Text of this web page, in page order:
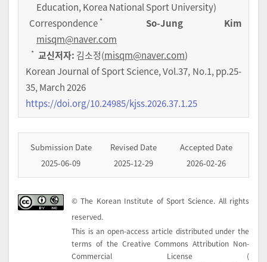
Education, Korea National Sport University)
Correspondence *
So-Jung Kim
misqm@naver.com
* 교신저자: 김소정(misqm@naver.com)
Korean Journal of Sport Science,Vol.37, No.1,pp.25-
35,March 2026
https://doi.org/10.24985/kjss.2026.37.1.25
Submission Date
2025-06-09
Revised Date
2025-12-29
Accepted Date
2026-02-26
© The Korean Institute of Sport Science. All rights
reserved.
This is an open-access article distributed under the
terms of the Creative Commons Attribution Non-
Commercial License (